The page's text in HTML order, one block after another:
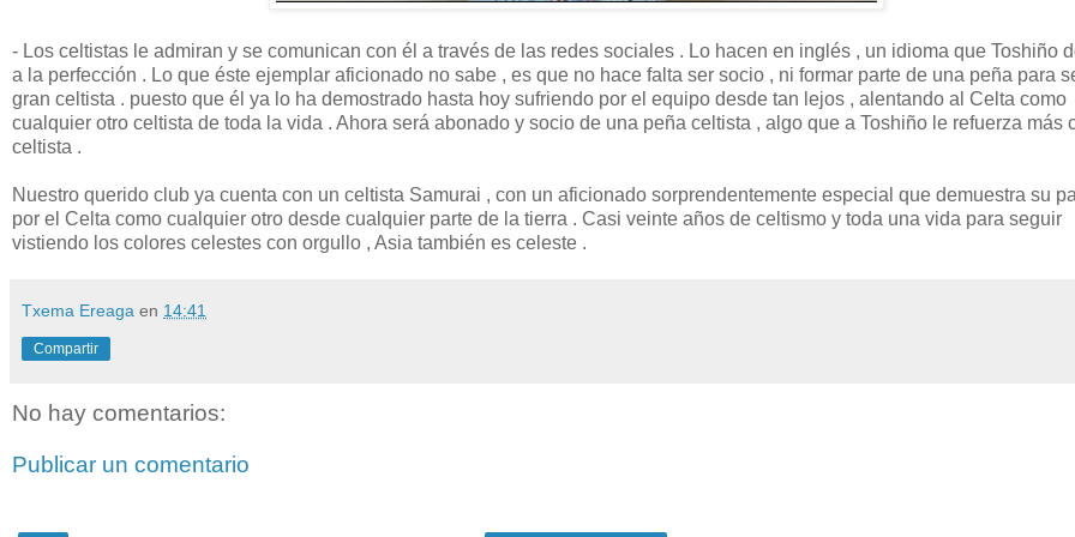
- Los celtistas le admiran y se comunican con él a través de las redes sociales . Lo hacen en inglés , un idioma que Toshiño
a la perfección . Lo que éste ejemplar aficionado no sabe , es que no hace falta ser socio , ni formar parte de una peña para
gran celtista . puesto que él ya lo ha demostrado hasta hoy sufriendo por el equipo desde tan lejos , alentando al Celta como
cualquier otro celtista de toda la vida . Ahora será abonado y socio de una peña celtista , algo que a Toshiño le refuerza más
celtista .
Nuestro querido club ya cuenta con un celtista Samurai , con un aficionado sorprendentemente especial que demuestra su
por el Celta como cualquier otro desde cualquier parte de la tierra . Casi veinte años de celtismo y toda una vida para seguir
vistiendo los colores celestes con orgullo , Asia también es celeste .
Txema Ereaga en 14:41
Compartir
No hay comentarios:
Publicar un comentario